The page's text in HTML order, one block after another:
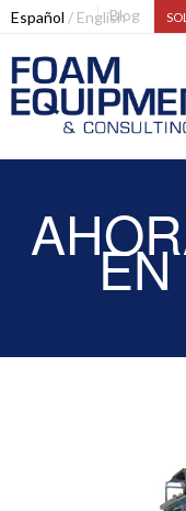
Español EnglishBlog